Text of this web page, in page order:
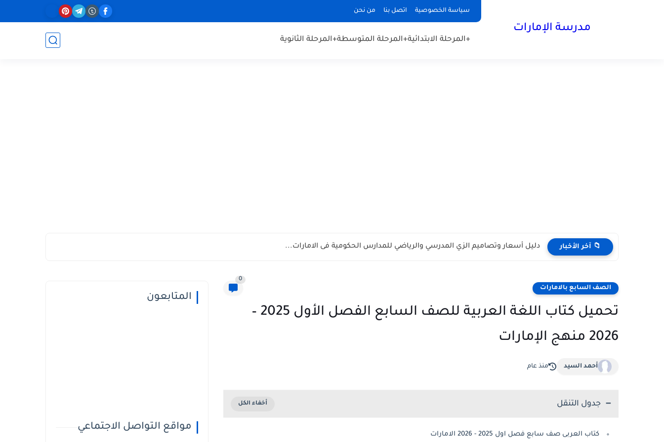
سياسة الخصوصية اتصل بنا من نحن
مدرسة الإمارات
+المرحلة الابتدائية+المرحلة المتوسطة+المرحلة الثانوية
📁 آخر الأخبار دليل الزي المدرسي لطلبة المدارس الحكومية 2026-2027 في الإمارات
الصف السابع بالامارات
0
تحميل كتاب اللغة العربية للصف السابع الفصل الأول 2025 –
2026 منهج الإمارات
أحمد السيد منذ عام
جدول التنقل
كتاب العربى صف سابع فصل اول 2025 - 2026 الامارات
المتابعون
مواقع التواصل الاجتماعي